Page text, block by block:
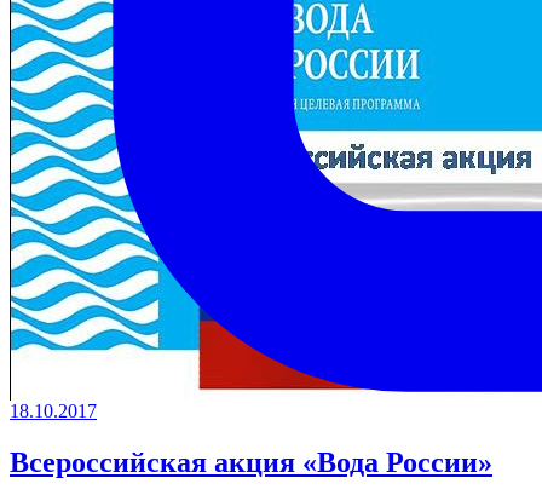
18.10.2017
Всероссийская акция «Вода России»